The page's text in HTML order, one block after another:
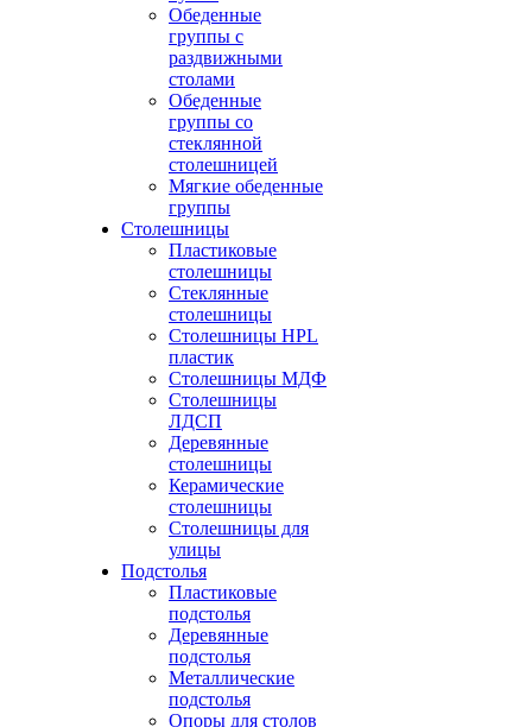
Обеденные
группы с
раздвижными
столами
Обеденные
группы со
стеклянной
столешницей
Мягкие обеденные
группы
Столешницы
Пластиковые
столешницы
Стеклянные
столешницы
Столешницы HPL
пластик
Столешницы МДФ
Столешницы
ЛДСП
Деревянные
столешницы
Керамические
столешницы
Столешницы для
улицы
Подстолья
Пластиковые
подстолья
Деревянные
подстолья
Металлические
подстолья
Опоры для столов